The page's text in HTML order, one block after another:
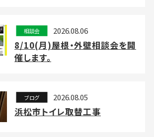
相談会 2026.08.06
8/10(月)屋根・外壁相談会を開
催します。
ブログ 2026.08.05
浜松市トイレ取替工事